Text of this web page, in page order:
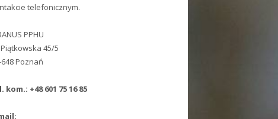
telefonicznym.
PPHU
45/5
648 Poznań
kom.: +48 601 75 16 85